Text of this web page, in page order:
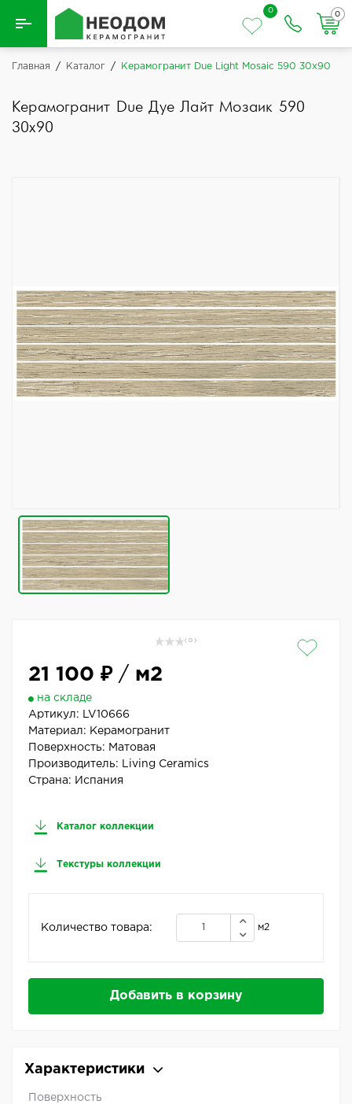
Назад
Керамическая плитка
0
0
Главная / Каталог / Керамогранит Due Light Mosaic 590 30x90
Керамогранит Due Дуе Лайт Мозаик 590
30x90
( 0 )
21 100 ₽/ м2
на складе
Артикул:
LV10666
Материал: Керамогранит
Поверхность: Матовая
Производитель:
Living Ceramics
Страна: Испания
Каталог коллекции
Текстуры коллекции
Количество товара: м2
Добавить в корзину
Характеристики
Поверхность